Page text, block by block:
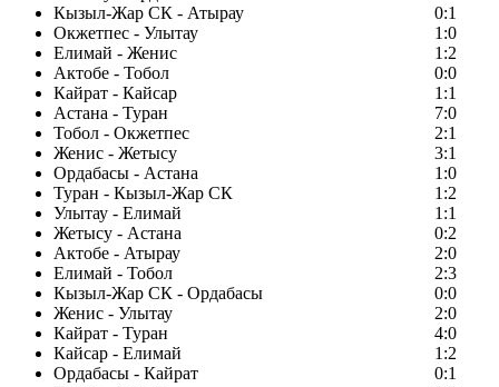
Кызыл-Жар СК - Атырау
0:1
Окжетпес - Улытау
1:0
Елимай - Женис
1:2
Актобе - Тобол
0:0
Кайрат - Кайсар
1:1
Астана - Туран
7:0
Тобол - Окжетпес
2:1
Женис - Жетысу
3:1
Ордабасы - Астана
1:0
Туран - Кызыл-Жар СК
1:2
Улытау - Елимай
1:1
Жетысу - Астана
0:2
Актобе - Атырау
2:0
Елимай - Тобол
2:3
Кызыл-Жар СК - Ордабасы
0:0
Женис - Улытау
2:0
Кайрат - Туран
4:0
Кайсар - Елимай
1:2
Ордабасы - Кайрат
0:1